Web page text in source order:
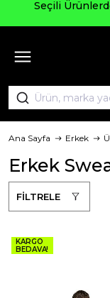
Seçili
Ana Sayfa Erkek
Erkek
FİLTRELE
KARGO
BEDAVA!